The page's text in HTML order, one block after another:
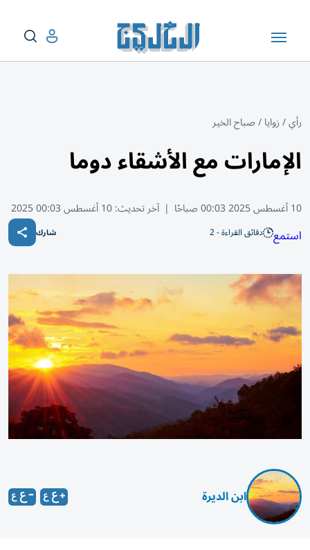
رأي/زوايا/صباح الخير
الإمارات مع الأشقاء دوما
10 أغسطس 2025 00:03 صباحًا | آخر تحديث:10 أغسطس 00:03 2025
استمع دقائق القراءة - 2 شارك
ابن الديرة